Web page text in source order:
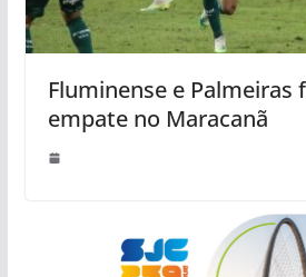
Fluminense e Palmeiras
empate no Maracanã